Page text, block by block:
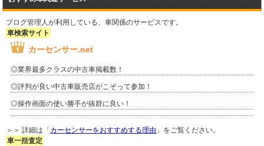
ブログ管理人が利用している、車関係のサービスです。
車検索サイト
カーセンサー.net
◎業界最多クラスの中古車掲載数！
◎評判が良い中古車販売店がこぞって参加！
◎操作画面の使い勝手が抜群に良い！
＞＞ 詳細は「 カーセンサーをおすすめする理由 」をご覧ください。
車一括査定